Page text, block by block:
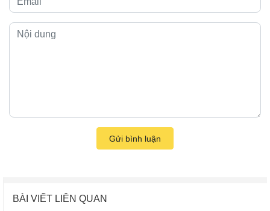
Gửi bình luận
BÀI VIẾT LIÊN QUAN